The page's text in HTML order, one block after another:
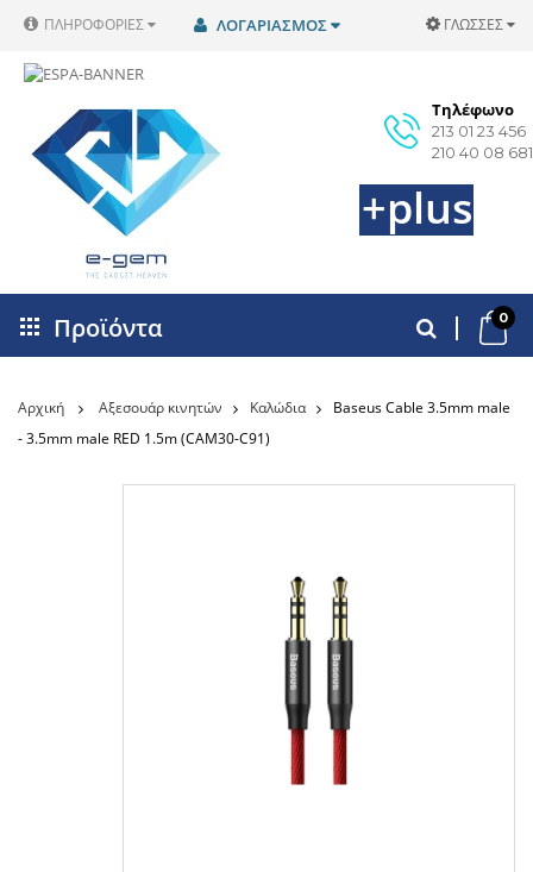
ΠΛΗΡΟΦΟΡΊΕΣ ΓΛΏΣΣΕΣ
ΛΟΓΑΡΙΑΣΜΌΣ
Τηλέφωνο
213 01 23 456
210 40 08 681
+plus
Προϊόντα 0
Αρχική Αξεσουάρ κινητών Καλώδια
Baseus Cable 3.5mm male
- 3.5mm male RED 1.5m (CAM30-C91)